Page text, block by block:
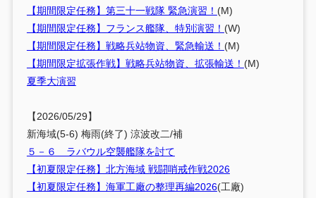
【期間限定任務】第三十一戦隊 緊急演習！ (M)
【期間限定任務】フランス艦隊、特別演習！ (W)
【期間限定任務】戦略兵站物資、緊急輸送！ (M)
【期間限定拡張作戦】戦略兵站物資、拡張輸送！ (M)
夏季大演習
【2026/05/29】
新海域(5-6) 梅雨(終了) 涼波改二/補
５－６ ラバウル空襲艦隊を討て
【初夏限定任務】北方海域 戦闘哨戒作戦2026
【初夏限定任務】海軍工廠の整理再編2026(工廠)